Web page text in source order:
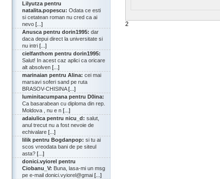
Lilyutza pentru
natalita.popescu: Odata ce esti
si cetatean roman nu cred ca ai
nevo [...]
Anusca pentru dorin1995: dar
daca depui direct la universitate si
nu intri [...]
cielfanthom pentru dorin1995:
Salut! In acest caz aplici ca oricare
alt absolven [...]
marinaian pentru Alina: cei mai
marsavi soferi sand pe ruta
BRASOV-CHISINA[...]
luminitacumpana pentru D0ina:
Ca basarabean cu diploma din rep.
Moldova , nu e n [...]
adaiulica pentru nicu_d: salut,
anul trecut nu a fost nevoie de
echivalare [...]
lilik pentru Bogdanpop: si tu ai
scos vreodata bani de pe siteul
asta? [...]
donici.vyiorel pentru
Ciobanu_V: Buna, lasa-mi un msg
pe e-mail donici.vyiorel@gmai [...]
2